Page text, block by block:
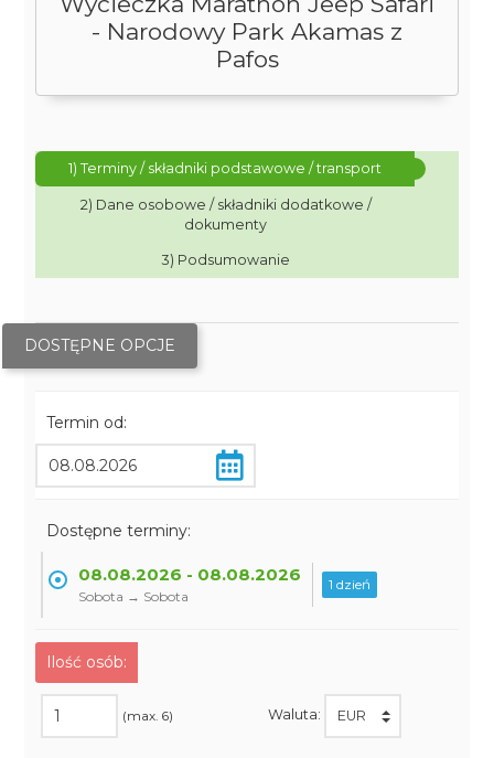
- Narodowy Park Akamas z
Pafos
1) Terminy / składniki podstawowe / transport
2) Dane osobowe / składniki dodatkowe /
dokumenty
3) Podsumowanie
DOSTĘPNE OPCJE
Termin od:
Dostępne terminy:
08.08.2026 - 08.08.2026
Sobota → Sobota
1 dzień
Ilość osób:
(max. 6) Waluta: